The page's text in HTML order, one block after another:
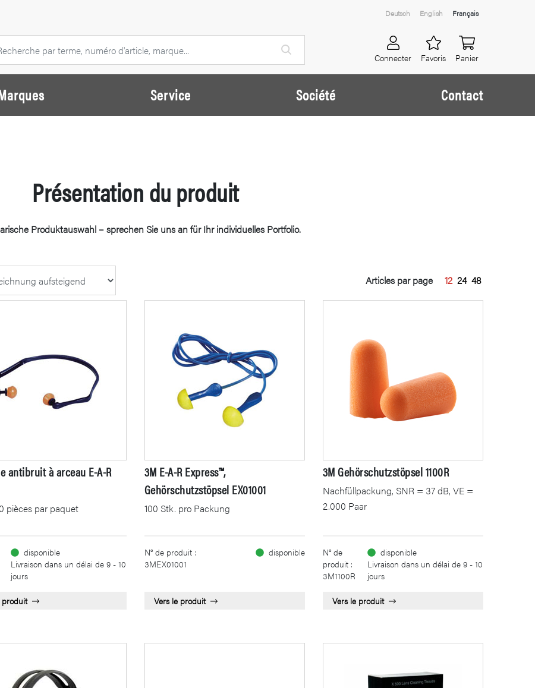
Deutsch English Français
Connecter Favoris Panier
Service Société Contact
Présentation du produit
Produktauswahl – sprechen Sie uns an für Ihr individuelles Portfolio.
Articles par page 12 24 48
antibruit à arceau E-A-R
pièces par paquet
disponible
Livraison dans un délai de 9 - 10
jours
produit
3M E-A-R Express™,
Gehörschutzstöpsel EX01001
100 Stk. pro Packung
N° de produit :
3MEX01001
disponible
Vers le produit
3M Gehörschutzstöpsel 1100R
Nachfüllpackung, SNR = 37 dB, VE =
2.000 Paar
N° de
produit :
3M1100R
disponible
Livraison dans un délai de 9 - 10
jours
Vers le produit